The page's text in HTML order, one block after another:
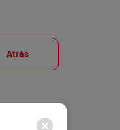
Atrás